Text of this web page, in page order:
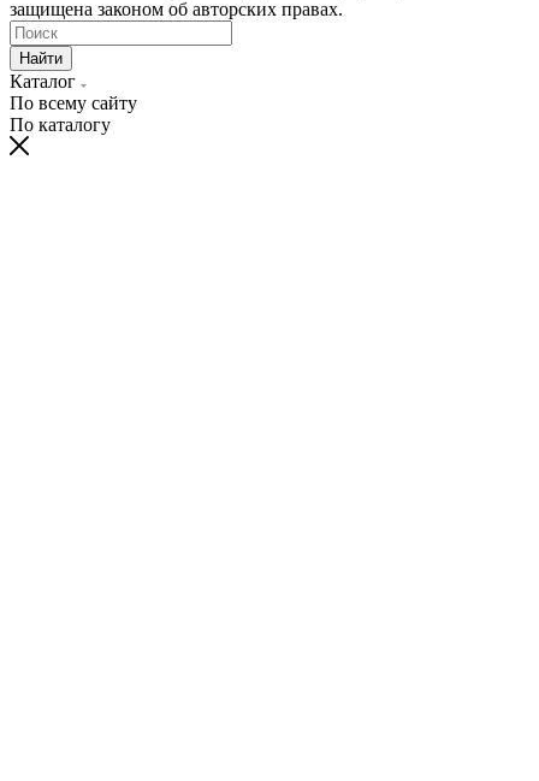
защищена законом об авторских правах.
Найти
Каталог
По всему сайту
По каталогу